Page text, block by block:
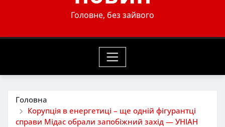
Головне, без зайвого
Головна
Корупція в енергетиці – ще одній фігурантці
справи Мідас обрали запобіжний захід — УНІАН